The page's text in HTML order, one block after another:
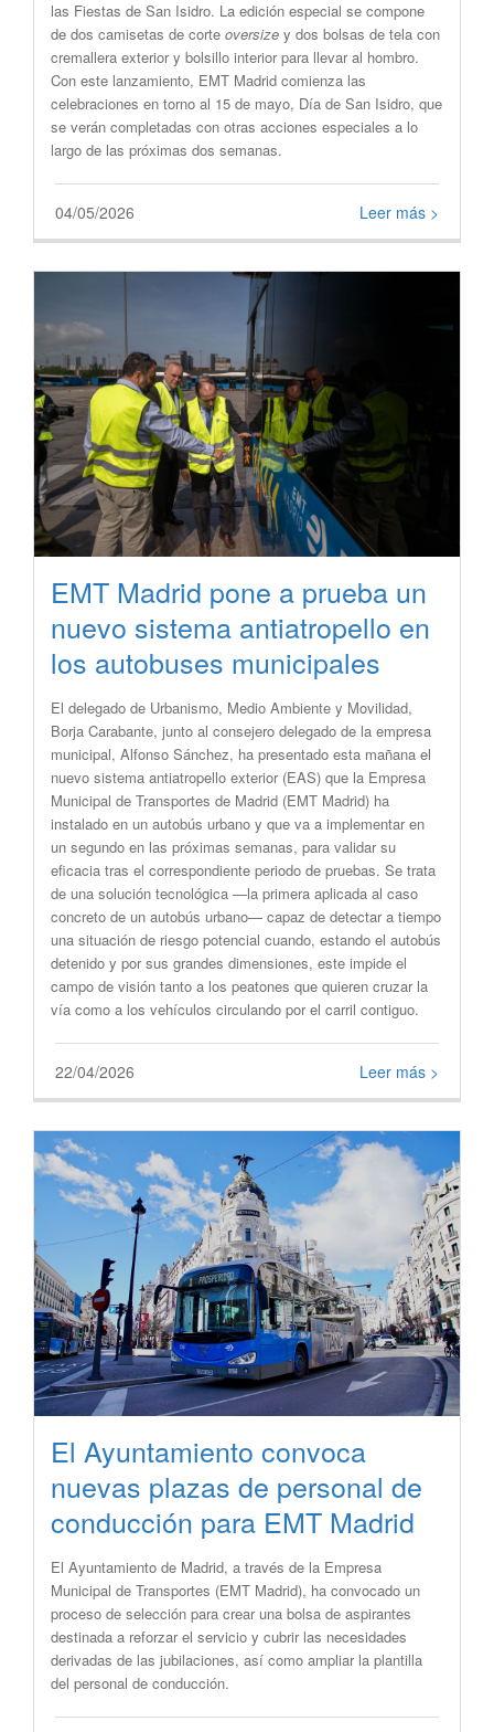
las Fiestas de San Isidro. La edición especial se compone
de dos camisetas de corte oversize y dos bolsas de tela con
cremallera exterior y bolsillo interior para llevar al hombro.
Con este lanzamiento, EMT Madrid comienza las
celebraciones en torno al 15 de mayo, Día de San Isidro, que
se verán completadas con otras acciones especiales a lo
largo de las próximas dos semanas.
04/05/2026 Leer más >
EMT Madrid pone a prueba un
nuevo sistema antiatropello en
los autobuses municipales
El delegado de Urbanismo, Medio Ambiente y Movilidad,
Borja Carabante, junto al consejero delegado de la empresa
municipal, Alfonso Sánchez, ha presentado esta mañana el
nuevo sistema antiatropello exterior (EAS) que la Empresa
Municipal de Transportes de Madrid (EMT Madrid) ha
instalado en un autobús urbano y que va a implementar en
un segundo en las próximas semanas, para validar su
eficacia tras el correspondiente periodo de pruebas. Se trata
de una solución tecnológica —la primera aplicada al caso
concreto de un autobús urbano— capaz de detectar a tiempo
una situación de riesgo potencial cuando, estando el autobús
detenido y por sus grandes dimensiones, este impide el
campo de visión tanto a los peatones que quieren cruzar la
vía como a los vehículos circulando por el carril contiguo.
22/04/2026 Leer más >
El Ayuntamiento convoca
nuevas plazas de personal de
conducción para EMT Madrid
​El Ayuntamiento de Madrid, a través de la Empresa
Municipal de Transportes (EMT Madrid), ha convocado un
proceso de selección para crear una bolsa de aspirantes
destinada a reforzar el servicio y cubrir las necesidades
derivadas de las jubilaciones, así como ampliar la plantilla
del personal de conducción.